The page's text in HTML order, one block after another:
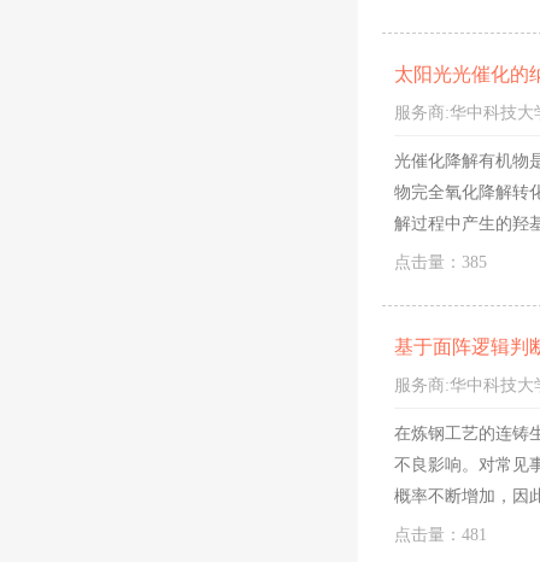
太阳光光催化的
服务商:华中科技大
光催化降解有机物
物完全氧化降解转
解过程中产生的羟
公布的114种污染
点击量：385
基于面阵逻辑判
服务商:华中科技大
在炼钢工艺的连铸
不良影响。对常见
概率不断增加，因
辑判断的系统和基
点击量：481